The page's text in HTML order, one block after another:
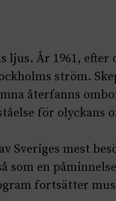
ljus. År 1961,
ström.
återfanns
för olyckans
Sveriges mest
en
fortsätter